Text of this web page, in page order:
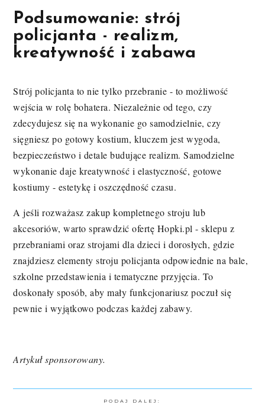
Podsumowanie: strój
policjanta - realizm,
kreatywność i zabawa
Strój policjanta to nie tylko przebranie - to możliwość
wejścia w rolę bohatera. Niezależnie od tego, czy
zdecydujesz się na wykonanie go samodzielnie, czy
sięgniesz po gotowy kostium, kluczem jest wygoda,
bezpieczeństwo i detale budujące realizm. Samodzielne
wykonanie daje kreatywność i elastyczność, gotowe
kostiumy - estetykę i oszczędność czasu.
A jeśli rozważasz zakup kompletnego stroju lub
akcesoriów, warto sprawdzić ofertę Hopki.pl - sklepu z
przebraniami oraz strojami dla dzieci i dorosłych, gdzie
znajdziesz elementy stroju policjanta odpowiednie na bale,
szkolne przedstawienia i tematyczne przyjęcia. To
doskonały sposób, aby mały funkcjonariusz poczuł się
pewnie i wyjątkowo podczas każdej zabawy.
Artykuł sponsorowany.
PODAJ DALEJ: